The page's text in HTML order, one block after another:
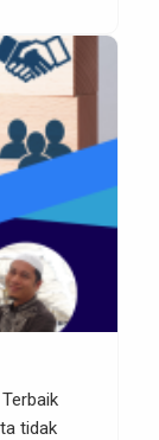
Islam
yang
yaitu
tidak